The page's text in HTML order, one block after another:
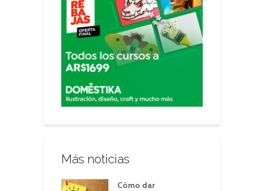
Más noticias
Cómo dar